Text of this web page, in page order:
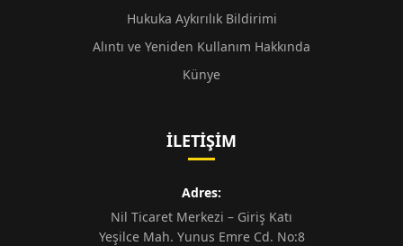
Hukuka Aykırılık Bildirimi
Alıntı ve Yeniden Kullanım Hakkında
Künye
İLETIŞIM
Adres:
Nil Ticaret Merkezi – Giriş Katı
Yeşilce Mah. Yunus Emre Cd. No:8